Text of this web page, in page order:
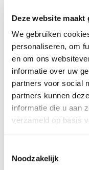
Deze website
We gebruiken
personaliseren, om
en om ons
informatie over uw
partners voor social
partners kunnen
informatie die u aan
verzameld op basis
Noodzakelijk
In dit artikel